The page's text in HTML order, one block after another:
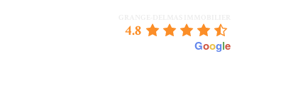
4.8
Google